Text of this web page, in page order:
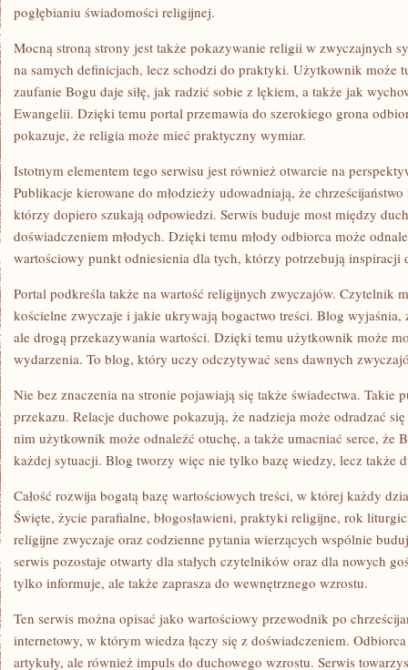
pogłębianiu świadomości religijnej.
Mocną stroną strony jest także pokazywanie religii w zwyczajnych
na samych definicjach, lecz schodzi do praktyki. Użytkownik może
zaufanie Bogu daje siłę, jak radzić sobie z lękiem, a także jak
Ewangelii. Dzięki temu portal przemawia do szerokiego grona
pokazuje, że religia może mieć praktyczny wymiar.
Istotnym elementem tego serwisu jest również otwarcie na
Publikacje kierowane do młodzieży udowadniają, że
którzy dopiero szukają odpowiedzi. Serwis buduje most między
doświadczeniem młodych. Dzięki temu młody odbiorca może
wartościowy punkt odniesienia dla tych, którzy potrzebują inspiracji
Portal podkreśla także na wartość religijnych zwyczajów. Czytelnik
kościelne zwyczaje i jakie ukrywają bogactwo treści. Blog wyjaśnia,
ale drogą przekazywania wartości. Dzięki temu użytkownik może
wydarzenia. To blog, który uczy odczytywać sens dawnych
Nie bez znaczenia na stronie pojawiają się także świadectwa. Takie
przekazu. Relacje duchowe pokazują, że nadzieja może odradzać
nim użytkownik może odnaleźć otuchę, a także umacniać serce, że
każdej sytuacji. Blog tworzy więc nie tylko bazę wiedzy, lecz także
Całość rozwija bogatą bazę wartościowych treści, w której każdy
Święte, życie parafialne, błogosławieni, praktyki religijne, rok
religijne zwyczaje oraz codzienne pytania wierzących wspólnie
serwis pozostaje otwarty dla stałych czytelników oraz dla nowych
tylko informuje, ale także zaprasza do wewnętrznego wzrostu.
Ten serwis można opisać jako wartościowy przewodnik po
internetowy, w którym wiedza łączy się z doświadczeniem.
artykuły, ale również impuls do duchowego wzrostu. Serwis